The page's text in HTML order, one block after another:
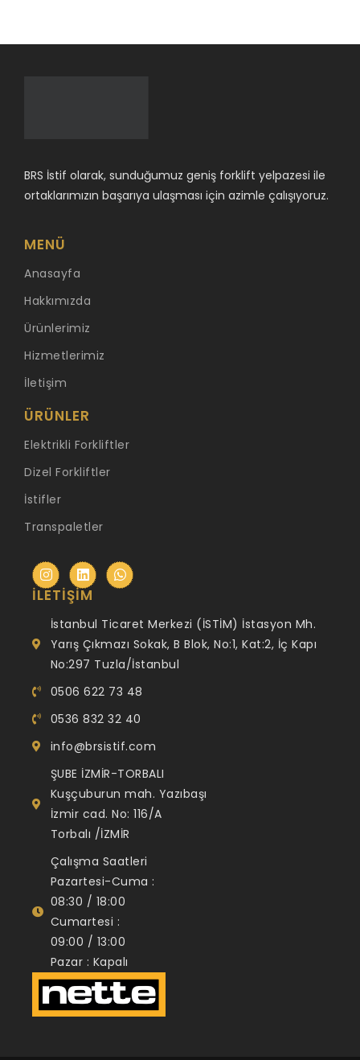
BRS İstif olarak, sunduğumuz geniş forklift yelpazesi ile
ortaklarımızın başarıya ulaşması için azimle çalışıyoruz.
MENÜ
Anasayfa
Hakkımızda
Ürünlerimiz
Hizmetlerimiz
İletişim
ÜRÜNLER
Elektrikli Forkliftler
Dizel Forkliftler
İstifler
Transpaletler
İLETIŞIM
İstanbul Ticaret Merkezi (İSTİM) İstasyon Mh.
Yarış Çıkmazı Sokak, B Blok, No:1, Kat:2, İç Kapı
No:297 Tuzla/İstanbul
0506 622 73 48
0536 832 32 40
info@brsistif.com
ŞUBE İZMİR-TORBALI
Kuşçuburun mah. Yazıbaşı
İzmir cad. No: 116/A
Torbalı /İZMİR
Çalışma Saatleri
Pazartesi-Cuma :
08:30 / 18:00
Cumartesi :
09:00 / 13:00
Pazar : Kapalı